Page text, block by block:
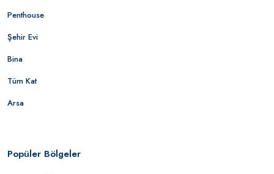
Penthouse
Şehir Evi
Bina
Tüm Kat
Arsa
Popüler Bölgeler